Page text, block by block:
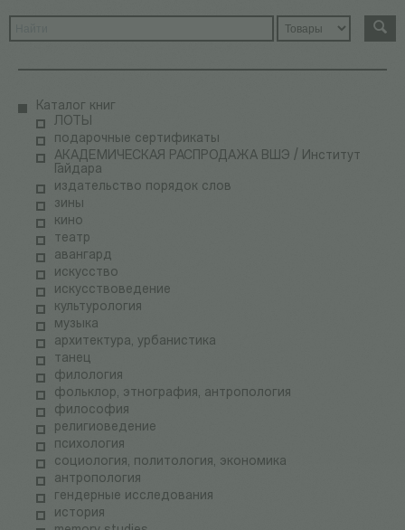
Каталог книг
ЛОТЫ
подарочные сертификаты
АКАДЕМИЧЕСКАЯ РАСПРОДАЖА ВШЭ / Институт
Гайдара
издательство порядок слов
зины
кино
театр
авангард
искусство
искусствоведение
культурология
музыка
архитектура, урбанистика
танец
филология
фольклор, этнография, антропология
философия
религиоведение
психология
социология, политология, экономика
антропология
гендерные исследования
история